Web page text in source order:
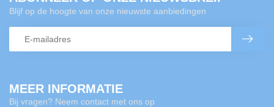
MEER INFORMATIE
Bij vragen? Neem contact met ons op
Blijf op de hoogte van onze nieuwste aanbiedingen